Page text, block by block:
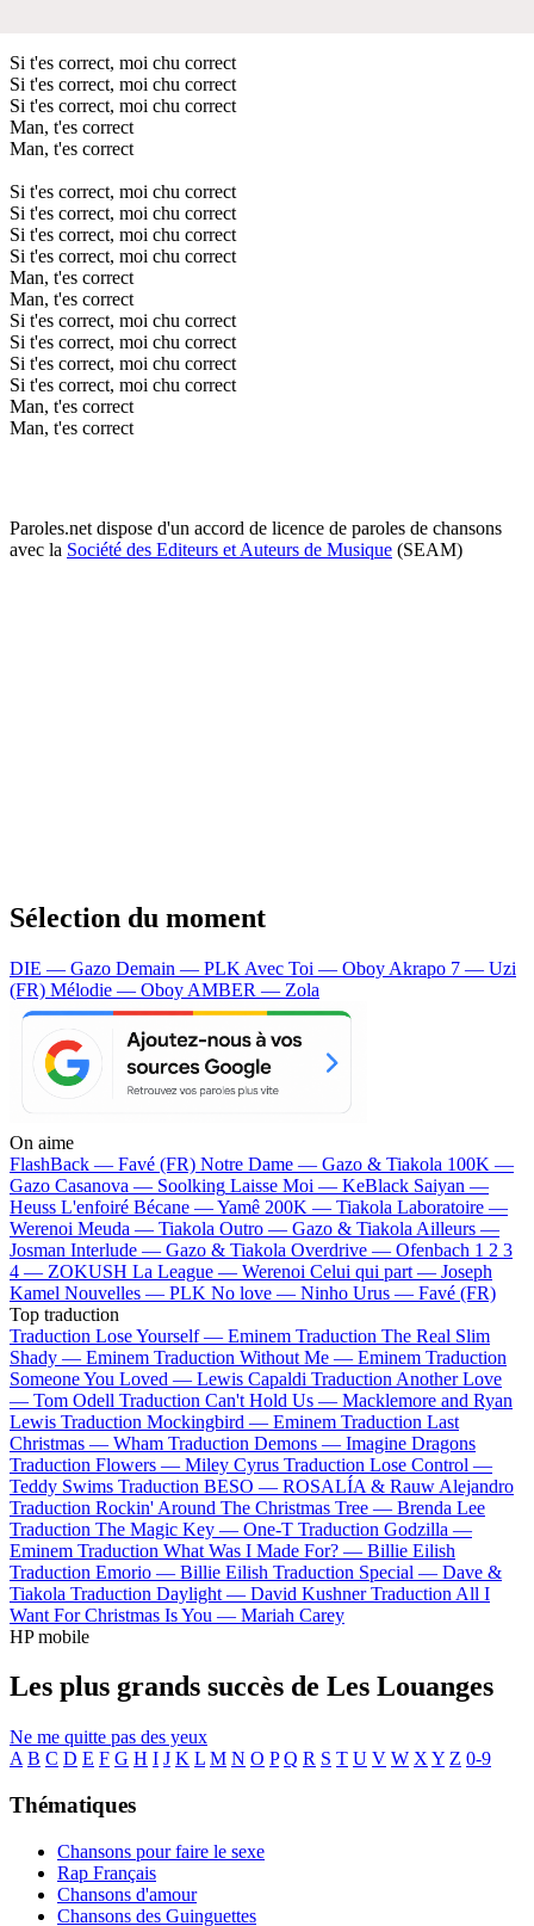
Si t'es correct, moi chu correct
Si t'es correct, moi chu correct
Si t'es correct, moi chu correct
Man, t'es correct
Man, t'es correct
Si t'es correct, moi chu correct
Si t'es correct, moi chu correct
Si t'es correct, moi chu correct
Si t'es correct, moi chu correct
Man, t'es correct
Man, t'es correct
Si t'es correct, moi chu correct
Si t'es correct, moi chu correct
Si t'es correct, moi chu correct
Si t'es correct, moi chu correct
Man, t'es correct
Man, t'es correct
Paroles.net dispose d'un accord de licence de paroles de chansons
avec la Société des Editeurs et Auteurs de Musique (SEAM)
Sélection du moment
DIE — Gazo Demain — PLK Avec Toi — Oboy Akrapo 7 — Uzi
(FR) Mélodie — Oboy AMBER — Zola
On aime
FlashBack — Favé (FR) Notre Dame — Gazo & Tiakola 100K —
Gazo Casanova — Soolking Laisse Moi — KeBlack Saiyan —
Heuss L'enfoiré Bécane —Yamê 200K — Tiakola Laboratoire —
Werenoi Meuda — Tiakola Outro — Gazo & Tiakola Ailleurs —
Josman Interlude — Gazo & Tiakola Overdrive — Ofenbach 1 2 3
4 — ZOKUSH La League — Werenoi Celui qui part — Joseph
Kamel Nouvelles — PLK No love — Ninho Urus — Favé (FR)
Top traduction
Traduction Lose Yourself — Eminem Traduction The Real Slim
Shady — Eminem Traduction Without Me — Eminem Traduction
Someone You Loved — Lewis Capaldi Traduction Another Love
— Tom Odell Traduction Can't Hold Us — Macklemore and Ryan
Lewis Traduction Mockingbird — Eminem Traduction Last
Christmas — Wham Traduction Demons — Imagine Dragons
Traduction Flowers — Miley Cyrus Traduction Lose Control —
Teddy Swims Traduction BESO — ROSALÍA & Rauw Alejandro
Traduction Rockin' Around The Christmas Tree — Brenda Lee
Traduction The Magic Key — One-T Traduction Godzilla —
Eminem Traduction What Was I Made For? — Billie Eilish
Traduction Emorio — Billie Eilish Traduction Special — Dave &
Tiakola Traduction Daylight — David Kushner Traduction All I
Want For Christmas Is You — Mariah Carey
HP mobile
Les plus grands succès de Les Louanges
Ne me quitte pas des yeux
A B C D E F G H I J K L M N O P Q R S T U V W X Y Z 0-9
Thématiques
Chansons pour faire le sexe
Rap Français
Chansons d'amour
Chansons des Guinguettes